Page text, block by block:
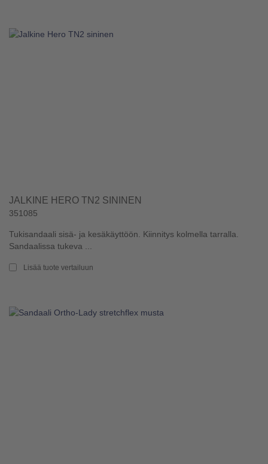
JALKINE HERO TN2 SININEN
351085
Tukisandaali sisä- ja kesäkäyttöön. Kiinnitys kolmella tarralla.
Sandaalissa tukeva ...
Lisää tuote vertailuun